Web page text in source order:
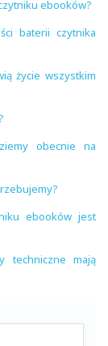
ebooków?
baterii czytnika
życie wszystkim
obecnie na
ebooków jest
techniczne mają